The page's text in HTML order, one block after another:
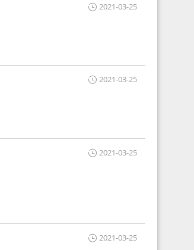
2021-03-25
2021-03-25
2021-03-25
2021-03-25